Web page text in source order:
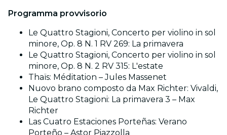
Programma provvisorio
Le Quattro Stagioni, Concerto per violino in sol
minore, Op. 8 N. 1 RV 269: La primavera
Le Quattro Stagioni, Concerto per violino in sol
minore, Op. 8 N. 2 RV 315: L'estate
Thaïs: Méditation – Jules Massenet
Nuovo brano composto da Max Richter: Vivaldi,
Le Quattro Stagioni: La primavera 3 – Max
Richter
Las Cuatro Estaciones Porteñas: Verano
Porteño – Astor Piazzolla